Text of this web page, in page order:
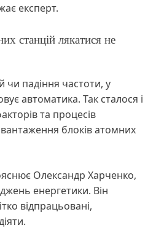
експерт.
станцій лякатися не
чи падіння частоти, у
автоматика. Так сталося і
та процесів
блоків атомних
Олександр Харченко,
енергетики. Він
відпрацьовані,